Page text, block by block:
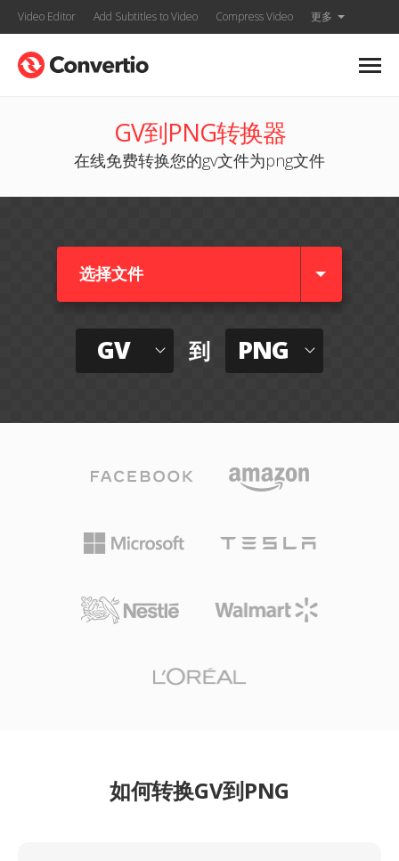
Video Editor Add Subtitles to Video Compress Video 更多
GV到PNG转换器
在线免费转换您的gv文件为png文件
选择文件
GV 到 PNG
如何转换GV到PNG